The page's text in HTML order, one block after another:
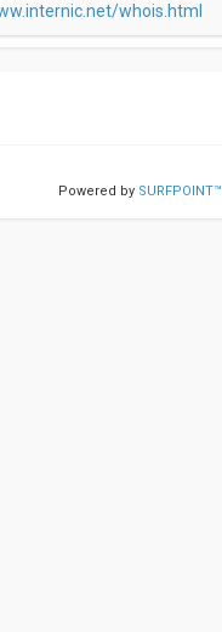
whois.html
Powered by SURFPOINT™